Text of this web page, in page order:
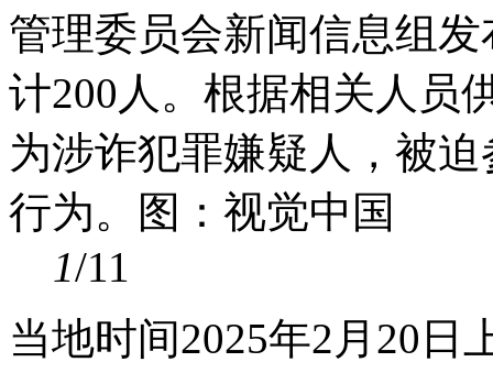
管理委员会新闻信息组
计200人。根据相关人员
为涉诈犯罪嫌疑人，被
行为。图：视觉中国
1/11
当地时间2025年2月20日